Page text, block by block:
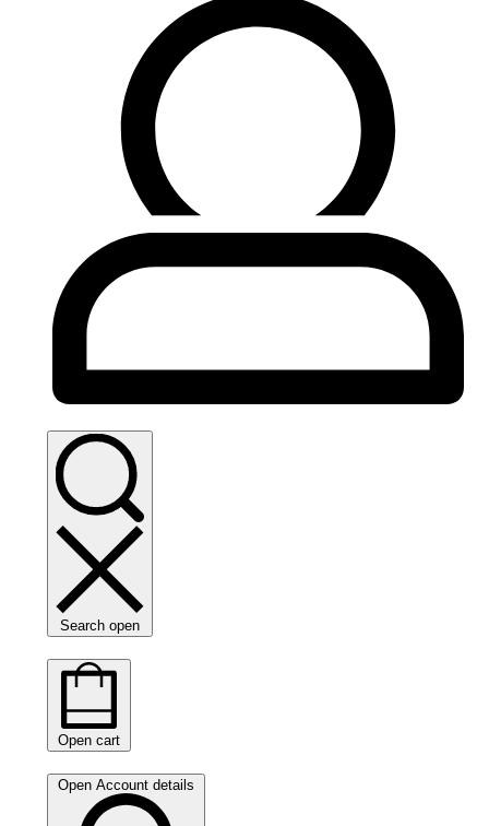
Search open
Open cart
Open Account details